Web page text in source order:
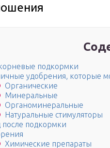
подкормки
удобрения, которые
Органические
Минеральные
Органоминеральные
Натуральные стимуляторы
после подкормки
Химические препараты